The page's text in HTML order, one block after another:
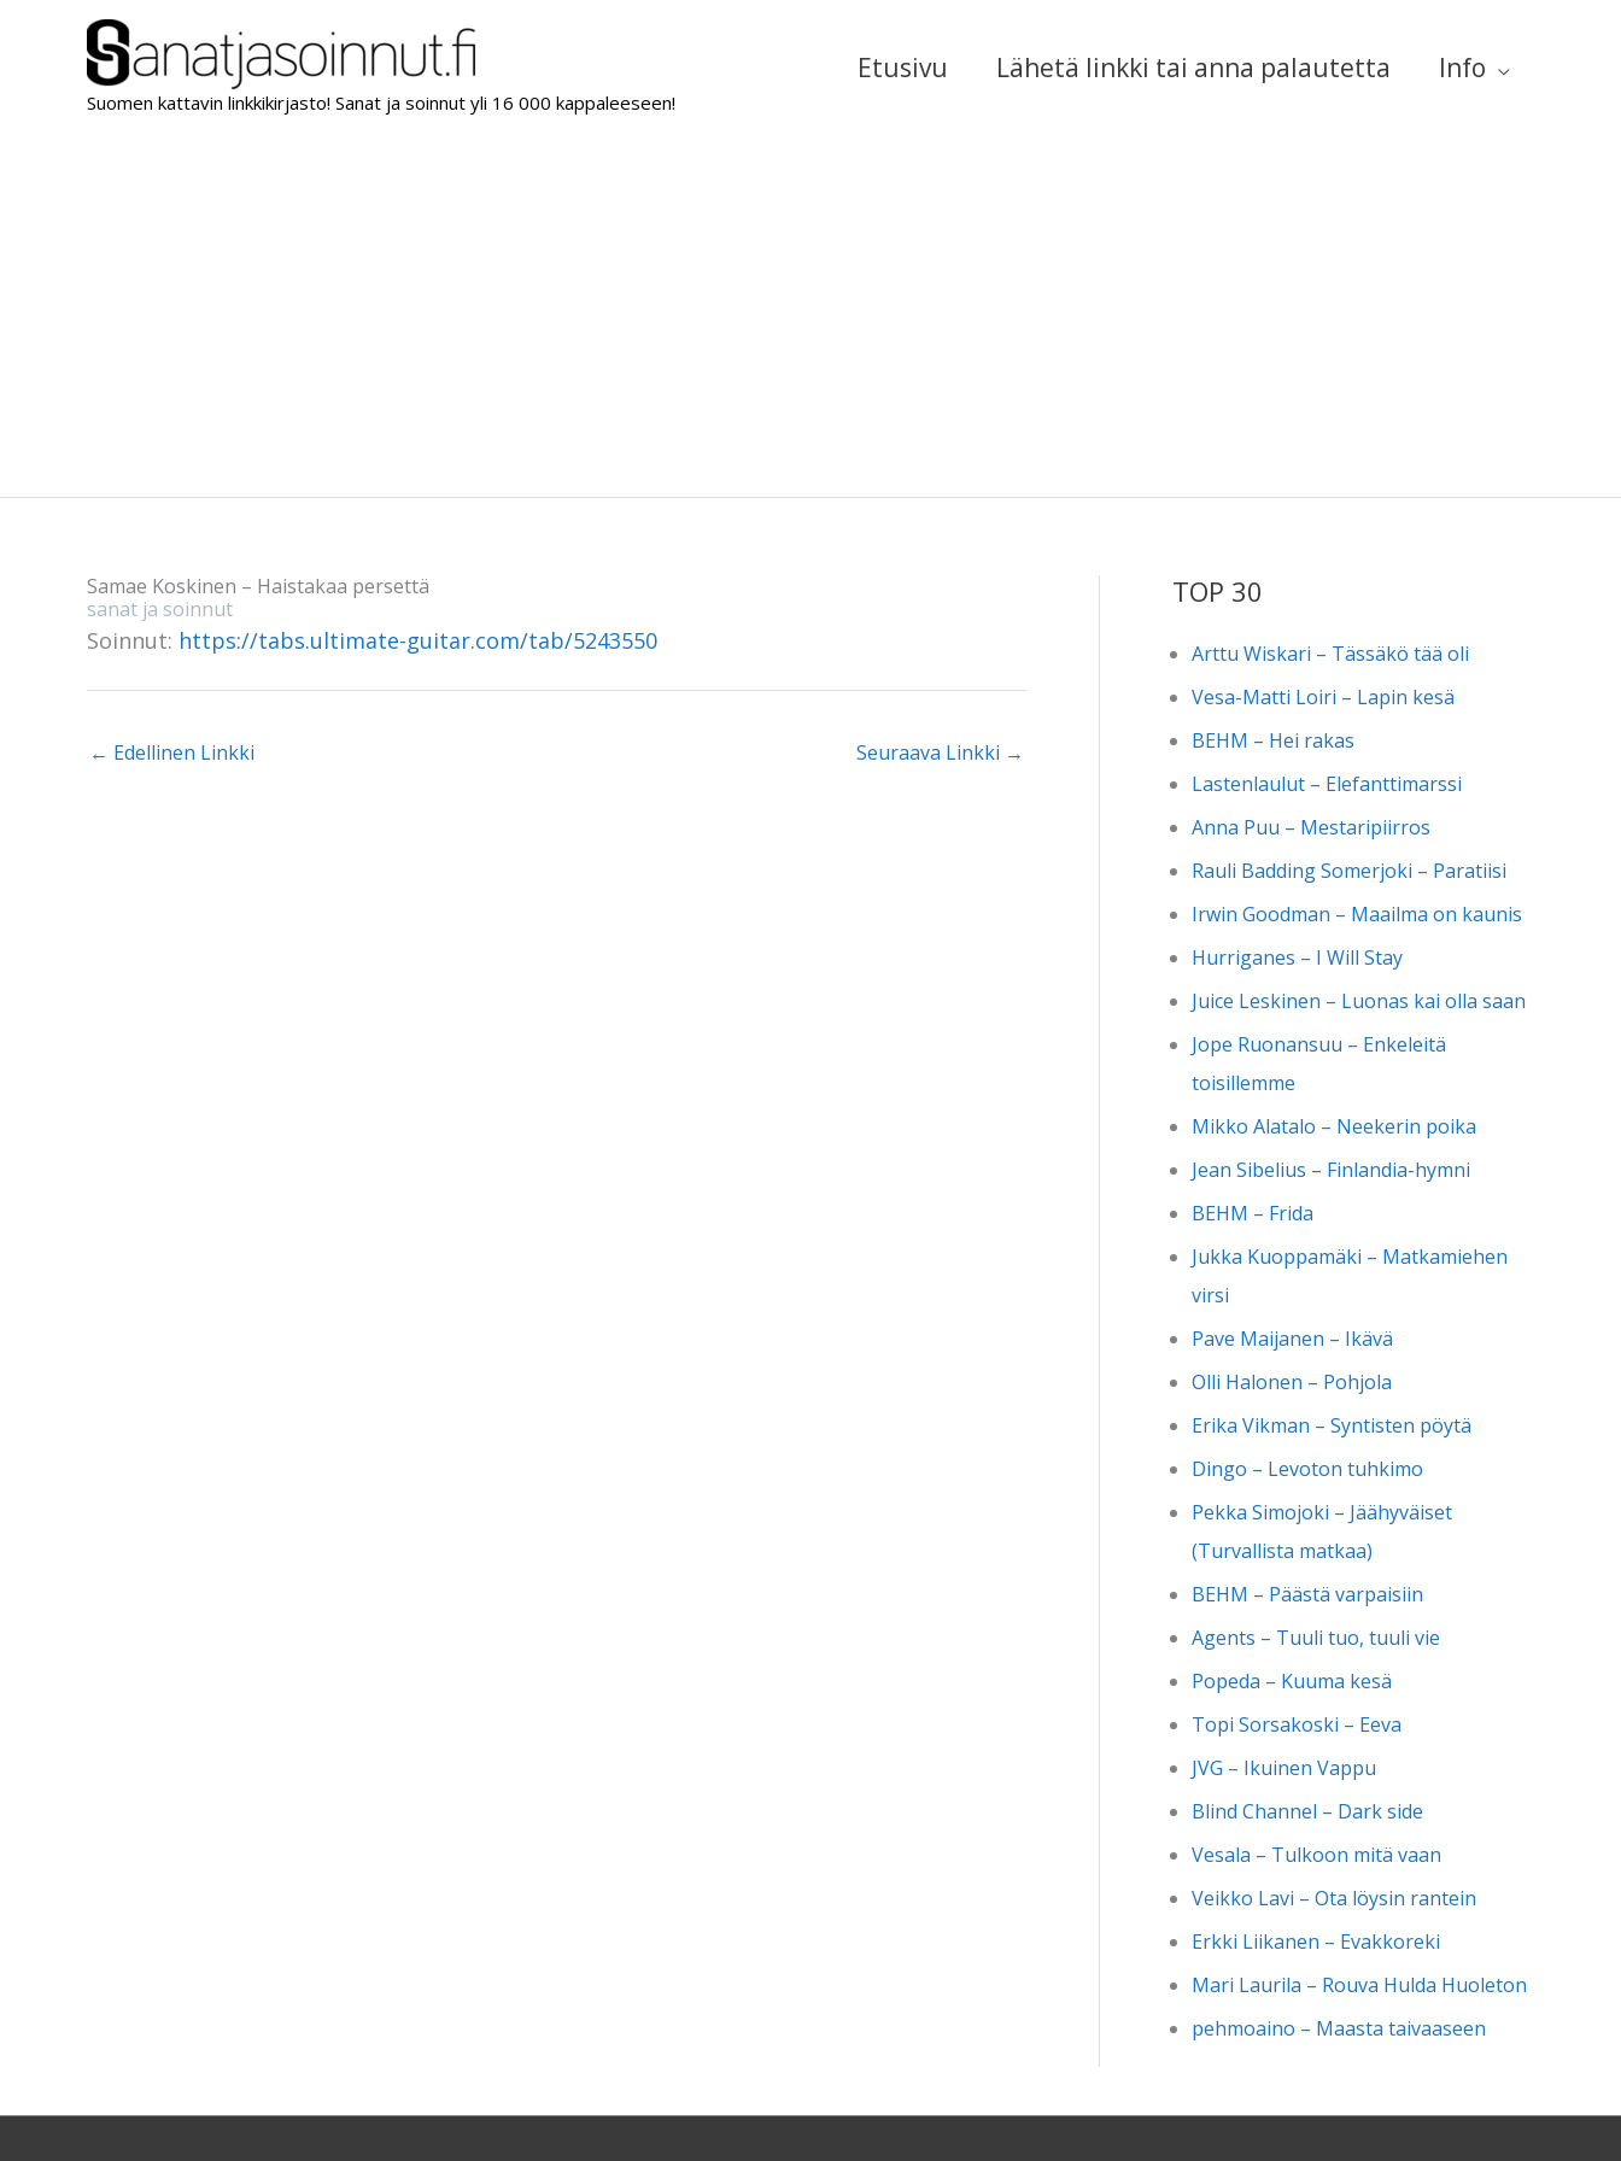
Suomen kattavin linkkikirjasto! Sanat ja soinnut yli 16 000 kappaleeseen!
Etusivu Lähetä linkki tai anna palautetta Info
Samae Koskinen – Haistakaa persettä
sanat ja soinnut
Soinnut: https://tabs.ultimate-guitar.com/tab/5243550
← Edellinen Linkki Seuraava Linkki →
TOP 30
Arttu Wiskari – Tässäkö tää oli
Vesa-Matti Loiri – Lapin kesä
BEHM – Hei rakas
Lastenlaulut – Elefanttimarssi
Anna Puu – Mestaripiirros
Rauli Badding Somerjoki – Paratiisi
Irwin Goodman – Maailma on kaunis
Hurriganes – I Will Stay
Juice Leskinen – Luonas kai olla saan
Jope Ruonansuu – Enkeleitä
toisillemme
Mikko Alatalo – Neekerin poika
Jean Sibelius – Finlandia-hymni
BEHM – Frida
Jukka Kuoppamäki – Matkamiehen
virsi
Pave Maijanen – Ikävä
Olli Halonen – Pohjola
Erika Vikman – Syntisten pöytä
Dingo – Levoton tuhkimo
Pekka Simojoki – Jäähyväiset
(Turvallista matkaa)
BEHM – Päästä varpaisiin
Agents – Tuuli tuo, tuuli vie
Popeda – Kuuma kesä
Topi Sorsakoski – Eeva
JVG – Ikuinen Vappu
Blind Channel – Dark side
Vesala – Tulkoon mitä vaan
Veikko Lavi – Ota löysin rantein
Erkki Liikanen – Evakkoreki
Mari Laurila – Rouva Hulda Huoleton
pehmoaino – Maasta taivaaseen